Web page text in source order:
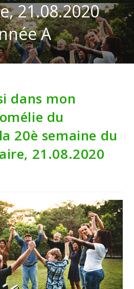
21.08.2020
A
dans mon
du
20è semaine du
21.08.2020